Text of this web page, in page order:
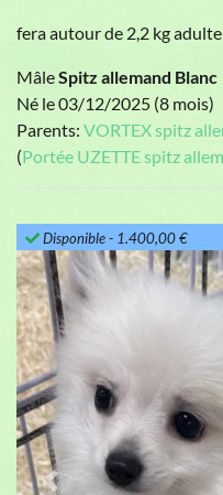
Disponible- 1.400,00 €
fera autour de 2,2 kg adulte
MâleSpitz allemand Blanc
Né le 03/12/2025 (8 mois)
Parents: VORTEX spitz
(Portée UZETTE spitz